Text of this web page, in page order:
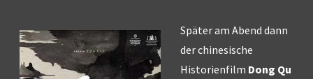
Später am Abend dann
der chinesische
Historienfilm Dong Qu